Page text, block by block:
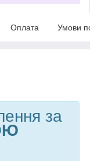
Оплата Умови
за